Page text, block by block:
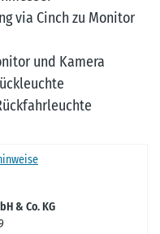
via Cinch zu Monitor
und Kamera
& Co. KG